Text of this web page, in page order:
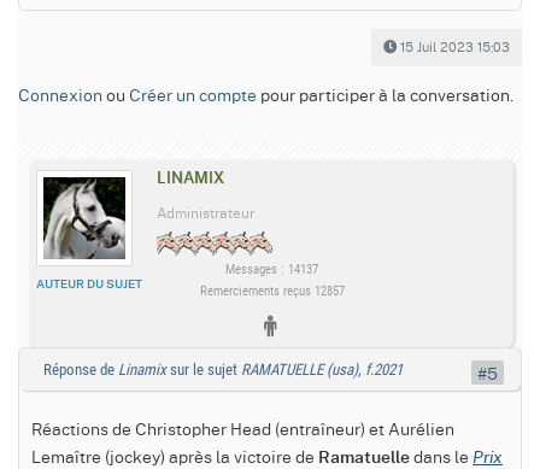
15 Juil 2023 15:03
Connexion ou Créer un compte pour participer à la conversation.
LINAMIX
AUTEUR DU SUJET
Administrateur
Messages : 14137
Remerciements reçus 12857
Réponse de Linamixsur le sujet RAMATUELLE (usa), f.2021
Réactions de Christopher Head (entraîneur) et Aurélien
Lemaître (jockey) après la victoire de Ramatuelle dans le Prix
#5